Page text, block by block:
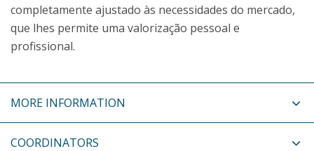
completamente ajustado às necessidades do mercado,
que lhes permite uma valorização pessoal e
profissional.
MORE INFORMATION
COORDINATORS